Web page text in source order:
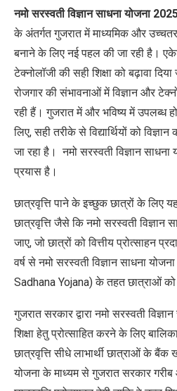
नमो सरस्वती विज्ञान साधना योजना
के अंतर्गत गुजरात में माध्यमिक और
बनाने के लिए नई पहल की जा रही है।
टेक्नोलॉजी की सही शिक्षा को बढ़ावा
रोजगार की संभावनाओं में विज्ञान और
रही हैं। गुजरात में और भविष्य में उपलब्ध
लिए, सही तरीके से विद्यार्थियों को
जा रहा है। नमो सरस्वती विज्ञान
प्रयास है।
छात्रवृत्ति पाने के इच्छुक छात्रों के लिए
छात्रवृत्ति जैसे कि नमो सरस्वती विज्ञान
जाए, जो छात्रों को वित्तीय प्रोत्साहन
वर्ष से नमो सरस्वती विज्ञान साधना
Sadhana Yojana) के तहत छात्राओं को
गुजरात सरकार द्वारा नमो सरस्वती
शिक्षा हेतु प्रोत्साहित करने के लिए
छात्रवृत्ति सीधे लाभार्थी छात्राओं के
योजना के माध्यम से गुजरात सरकार गरीब